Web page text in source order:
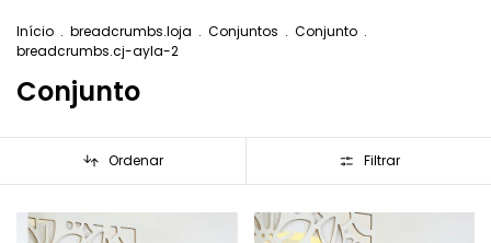
Início . breadcrumbs.loja . Conjuntos . Conjunto .
breadcrumbs.cj-ayla-2
Conjunto
Ordenar Filtrar